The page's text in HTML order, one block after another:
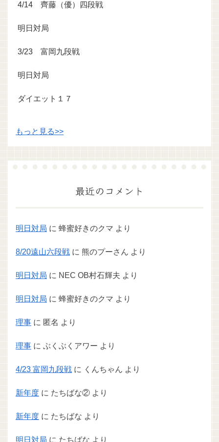
4/14 齊藤（優）四段戦
明日対局
3/23 富岡九段戦
明日対局
ダイエット１７
もっと見る>>
最近のコメント
明日対局 に 蜂蜜好きのクマ より
8/20遠山六段戦 に 熊のプーさん より
明日対局 に NEC OB村石輝夫 より
明日対局 に 蜂蜜好きのクマ より
理事 に 匿名 より
理事 に ぶくぶくアワー より
4/23 富岡九段戦 に くんちゃん より
新年度 に たちばな② より
新年度 に たちばな より
明日対局 に たちばな より